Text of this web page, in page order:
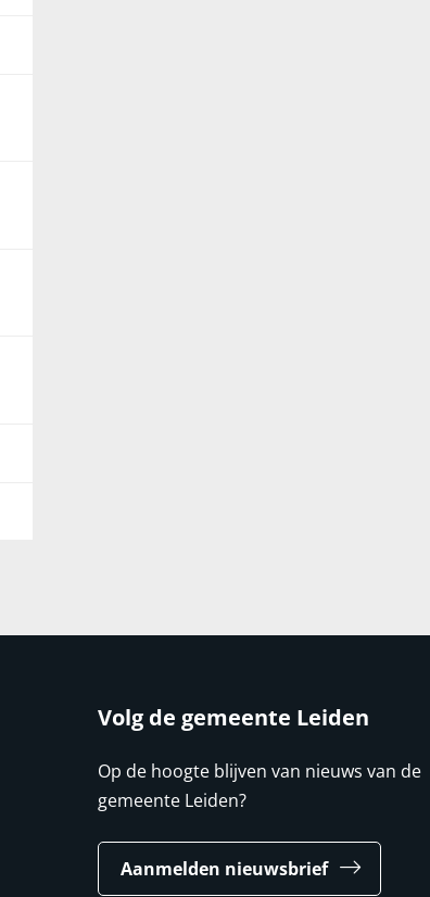
Volg de gemeente Leiden
Op de hoogte blijven van nieuws van de
gemeente Leiden?
Aanmelden nieuwsbrief